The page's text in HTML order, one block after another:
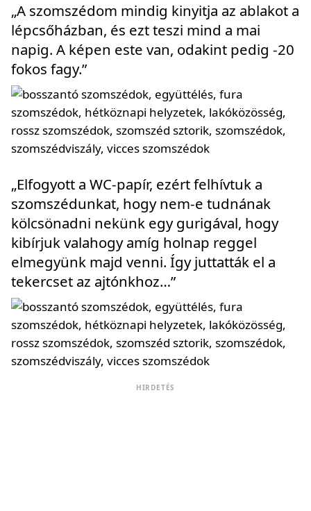
„A szomszédom mindig kinyitja az ablakot a
lépcsőházban, és ezt teszi mind a mai
napig. A képen este van, odakint pedig -20
fokos fagy.”
„Elfogyott a WC-papír, ezért felhívtuk a
szomszédunkat, hogy nem-e tudnának
kölcsönadni nekünk egy gurigával, hogy
kibírjuk valahogy amíg holnap reggel
elmegyünk majd venni. Így juttatták el a
tekercset az ajtónkhoz…”
HIRDETÉS